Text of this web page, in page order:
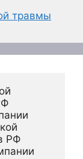
травмы
РФ